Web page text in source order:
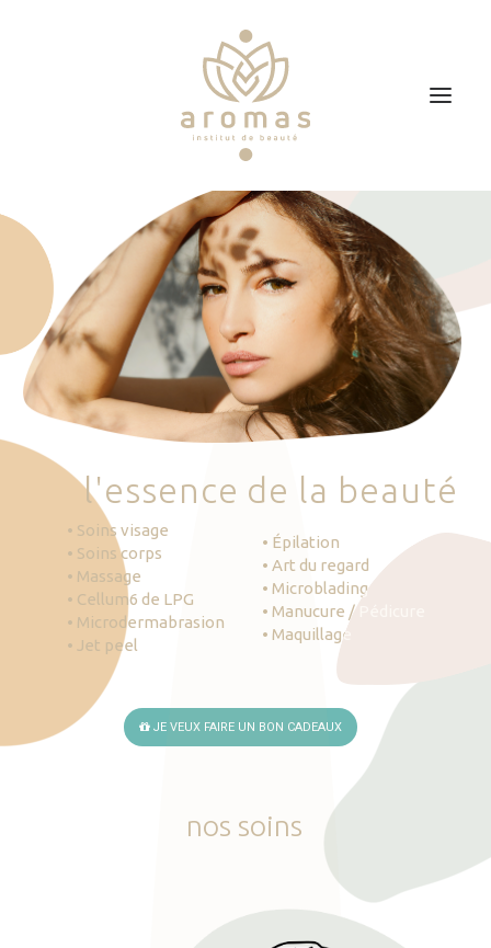
Soins
Je veux faire un bon cadeau
Plan d’accès
Prendre RDV
l'essence de la beauté
• Soins visage
• Soins corps
• Massage
• Cellum6 de LPG
• Microdermabrasion
• Jet peel
• Épilation
• Art du regard
• Microblading
• Manucure / Pédicure
• Maquillage
JE VEUX FAIRE UN BON CADEAUX
nos soins